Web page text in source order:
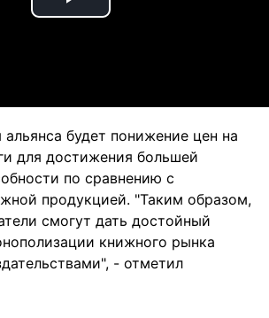
Play
будет понижение цен на
для достижения большей
по сравнению с
продукцией. "Таким образом,
смогут дать достойный
книжного рынка
- отметил